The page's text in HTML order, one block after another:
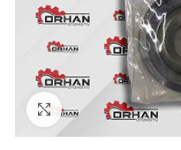
Büyütmek için